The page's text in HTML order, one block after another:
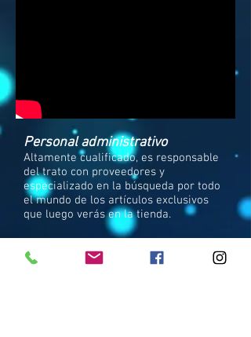
Personal administrativo
Altamente cualificado, es responsable
del trato con proveedores y
especializado en la búsqueda por todo
el mundo de los artículos exclusivos
que luego verás en la tienda.
Amabilidad, cercanía y asesoramiento